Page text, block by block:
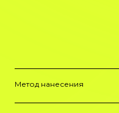
Метод нанесения